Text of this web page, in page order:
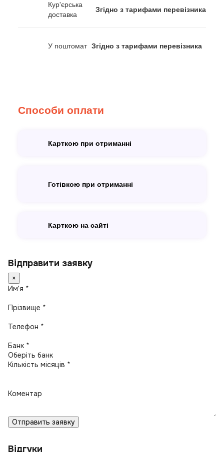
Кур'єрська
доставка
Згідно з тарифами перевізника
У поштомат Згідно з тарифами перевізника
Способи оплати
Карткою при отриманні
Готівкою при отриманні
Карткою на сайті
Відправити заявку
×
Имʼя *
Прізвище *
Телефон *
Банк *
Кількість місяців *
Коментар
Отправить заявку
Відгуки